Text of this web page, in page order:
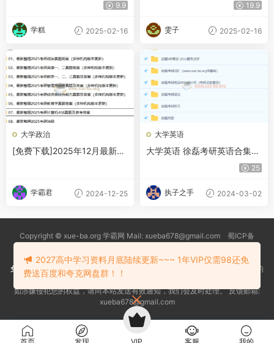
9.9
学糕 2025-02-16
19.9
雯子 2025-02-16
大学政治
[免费下载]2025年12月最新考
学霸君 2024-12-25
大学英语
大学英语 徐磊考研英语合集
25
执子之手 2024-03-02
Copyright © xue-ba.org 学霸网 Mail: xueba678@gmail.com 蜀ICP备
常见问题
更新日志 忘记密码本站推荐浏览器：Edge浏览器
免责声明：本站资源均搜索自互联网和网友分享,仅供大家学习交流,不对资料的
真实性和安全性负责！
如涉嫌侵犯您的权益，请向本站发送有效通知，我们会及时处理。 反馈邮箱:
xueba678@gmail.com
2027高中学习资料月底陆续更新~~~ 1年VIP仅需98还免
费送百度和夸克网盘群！！